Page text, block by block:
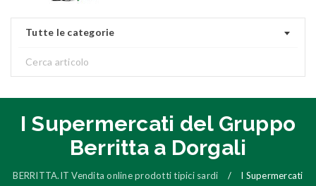
Tutte le categorie
I Supermercati del Gruppo
Berritta a Dorgali
BERRITTA.IT Vendita online prodotti tipici sardi /
I Supermercati